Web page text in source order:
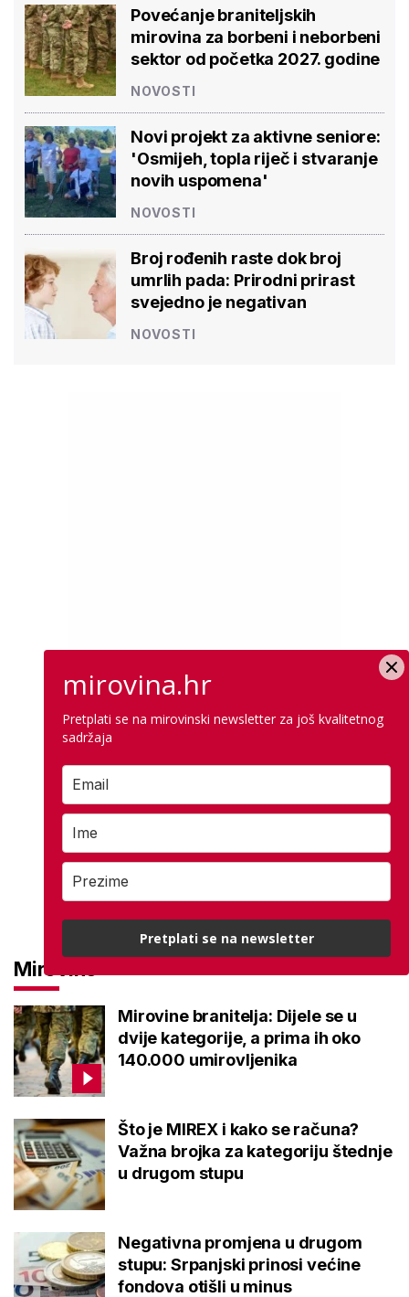
Povećanje braniteljskih
mirovina za borbeni i neborbeni
sektor od početka 2027. godine
NOVOSTI
Novi projekt za aktivne seniore:
'Osmijeh, topla riječ i stvaranje
novih uspomena'
NOVOSTI
Broj rođenih raste dok broj
umrlih pada: Prirodni prirast
svejedno je negativan
NOVOSTI
Mirovine
Mirovine branitelja: Dijele se u
dvije kategorije, a prima ih oko
140.000 umirovljenika
Što je MIREX i kako se računa?
Važna brojka za kategoriju štednje
u drugom stupu
Negativna promjena u drugom
stupu: Srpanjski prinosi većine
fondova otišli u minus
mirovina.hr
Pretplati se na mirovinski newsletter za još kvalitetnog
sadržaja
Pretplati se na newsletter